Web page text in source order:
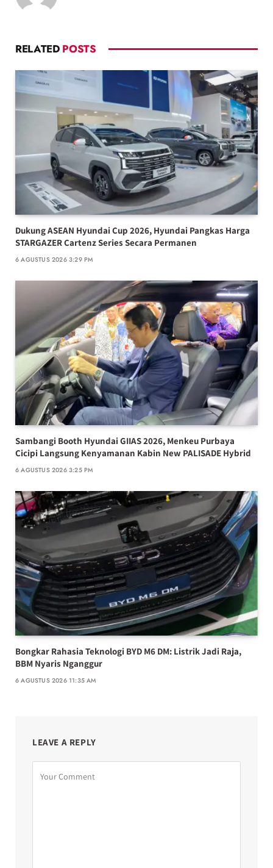
RELATED POSTS
Dukung ASEAN Hyundai Cup 2026, Hyundai Pangkas Harga
STARGAZER Cartenz Series Secara Permanen
6 AGUSTUS 2026 3:29 PM
Sambangi Booth Hyundai GIIAS 2026, Menkeu Purbaya
Cicipi Langsung Kenyamanan Kabin New PALISADE Hybrid
6 AGUSTUS 2026 3:25 PM
Bongkar Rahasia Teknologi BYD M6 DM: Listrik Jadi Raja,
BBM Nyaris Nganggur
6 AGUSTUS 2026 11:35 AM
LEAVE A REPLY